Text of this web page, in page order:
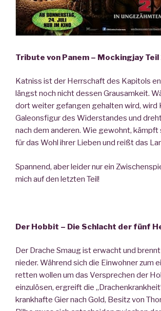
Tribute von Panem – Mockingjay Teil
Katniss ist der Herrschaft des Kapitols
längst noch nicht dessen Grausamkeit.
dort weiter gefangen gehalten wird, wird
Galeonsfigur des Widerstandes und
nach dem anderen. Wie gewohnt, kämpft
für das Wohl ihrer Lieben und reißt das
Spannend, aber leider nur ein
mich auf den letzten Teil!
Der Hobbit – Die Schlacht der fünf
Der Drache Smaug ist erwacht und
nieder. Während sich die Einwohner zum
retten wollen um das Versprechen der
einzulösen, ergreift die
krankhafte Gier nach Gold, Besitz von